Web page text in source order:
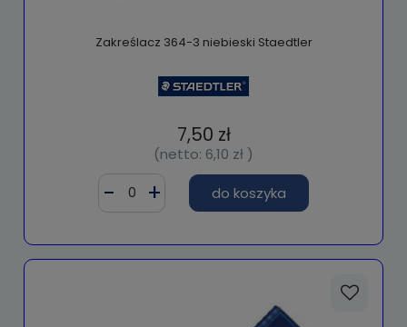
Zakreślacz 364-3 niebieski Staedtler
7,50 zł
(netto: 6,10 zł )
do koszyka